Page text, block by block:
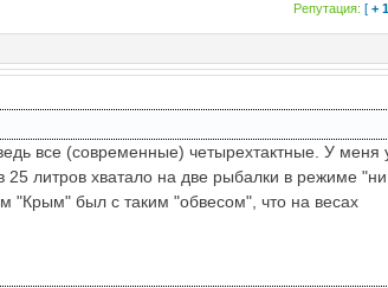
Репутация: [+
все (современные) четырехтактные. У меня
литров хватало на две рыбалки в режиме
"Крым" был с таким "обвесом", что на весах